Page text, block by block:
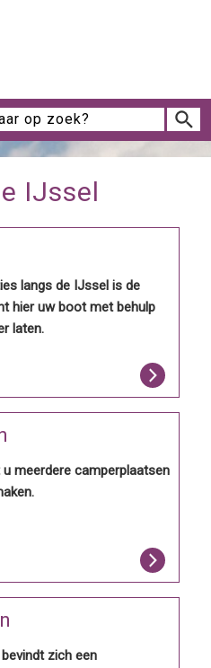
IJssel
langs de IJssel is de
hier uw boot met behulp
laten.
meerdere camperplaatsen
zich een